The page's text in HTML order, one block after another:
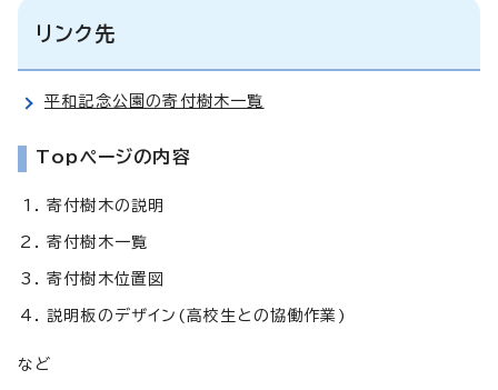
リンク先
平和記念公園の寄付樹木一覧
Topページの内容
寄付樹木の説明
寄付樹木一覧
寄付樹木位置図
説明板のデザイン(高校生との協働作業)
など